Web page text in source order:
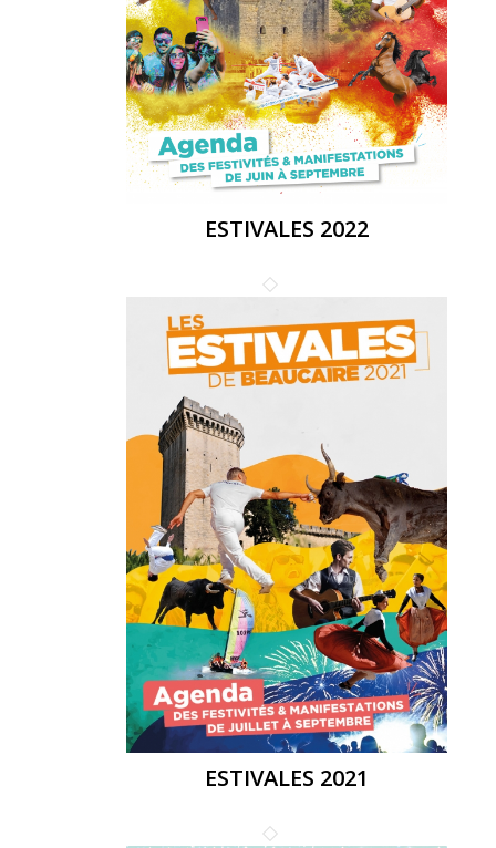
ESTIVALES 2022
ESTIVALES 2021